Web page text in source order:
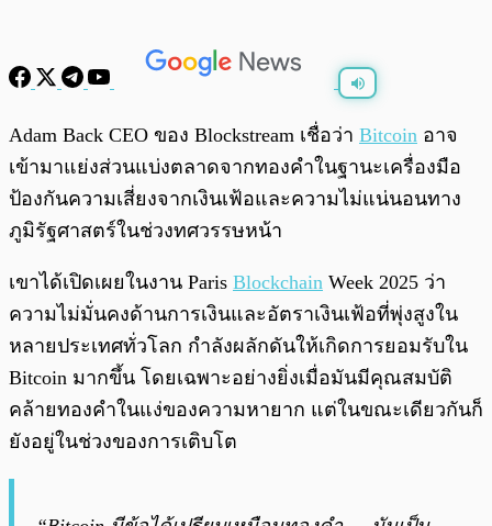
Adam Back CEO ของ Blockstream เชื่อว่า Bitcoin อาจ
เข้ามาแย่งส่วนแบ่งตลาดจากทองคำในฐานะเครื่องมือ
ป้องกันความเสี่ยงจากเงินเฟ้อและความไม่แน่นอนทาง
ภูมิรัฐศาสตร์ในช่วงทศวรรษหน้า
เขาได้เปิดเผยในงาน Paris Blockchain Week 2025 ว่า
ความไม่มั่นคงด้านการเงินและอัตราเงินเฟ้อที่พุ่งสูงใน
หลายประเทศทั่วโลก กำลังผลักดันให้เกิดการยอมรับใน
Bitcoin มากขึ้น โดยเฉพาะอย่างยิ่งเมื่อมันมีคุณสมบัติ
คล้ายทองคำในแง่ของความหายาก แต่ในขณะเดียวกันก็
ยังอยู่ในช่วงของการเติบโต